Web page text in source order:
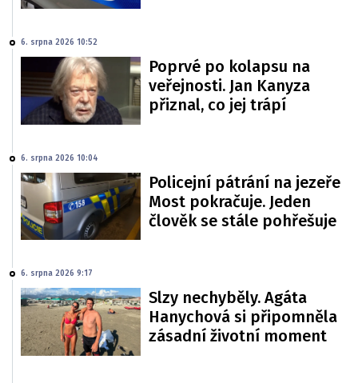
6. srpna 2026 10:52
Poprvé po kolapsu na
veřejnosti. Jan Kanyza
přiznal, co jej trápí
6. srpna 2026 10:04
Policejní pátrání na jezeře
Most pokračuje. Jeden
člověk se stále pohřešuje
6. srpna 2026 9:17
Slzy nechyběly. Agáta
Hanychová si připomněla
zásadní životní moment